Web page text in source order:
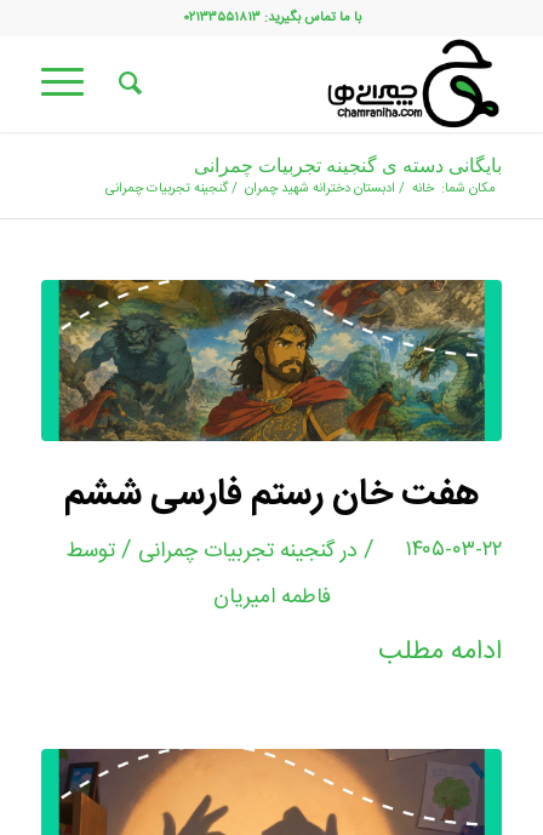
با ما تماس بگیرید: ۰۲۱۳۳۵۵۱۸۱۳
بایگانی دسته ی گنجینه تجربیات چمرانی
مکان شما: خانه / ادبستان دخترانه شهید چمران /گنجینه تجربیات چمرانی
هفت خان رستم فارسی ششم
۱۴۰۵-۰۳-۲۲ / درگنجینه تجربیات چمرانی /توسط
فاطمه امیریان
ادامه مطلب